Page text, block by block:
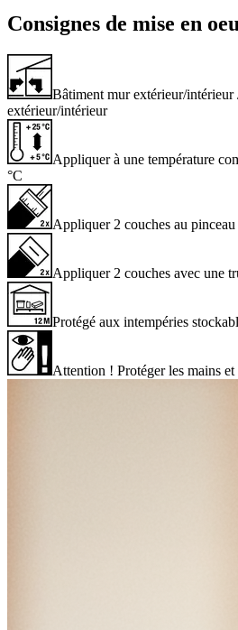
Consignes de mise en
Bâtiment mur extérieur/intérieur
extérieur/intérieur
Appliquer à une température
°C
Appliquer 2 couches au pinceau
Appliquer 2 couches avec une
Protégé aux intempéries
Attention ! Protéger les mains et